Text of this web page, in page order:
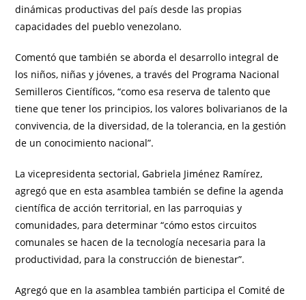
dinámicas productivas del país desde las propias
capacidades del pueblo venezolano.
Comentó que también se aborda el desarrollo integral de
los niños, niñas y jóvenes, a través del Programa Nacional
Semilleros Científicos, “como esa reserva de talento que
tiene que tener los principios, los valores bolivarianos de la
convivencia, de la diversidad, de la tolerancia, en la gestión
de un conocimiento nacional”.
La vicepresidenta sectorial, Gabriela Jiménez Ramírez,
agregó que en esta asamblea también se define la agenda
científica de acción territorial, en las parroquias y
comunidades, para determinar “cómo estos circuitos
comunales se hacen de la tecnología necesaria para la
productividad, para la construcción de bienestar”.
Agregó que en la asamblea también participa el Comité de